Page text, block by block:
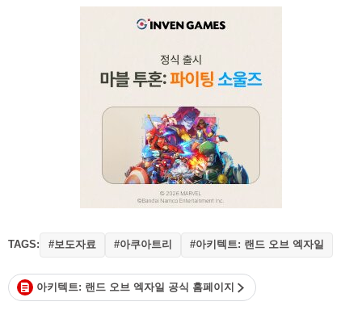
TAGS: #보도자료 #아쿠아트리 #아키텍트: 랜드 오브 엑자일
아키텍트: 랜드 오브 엑자일 공식 홈페이지